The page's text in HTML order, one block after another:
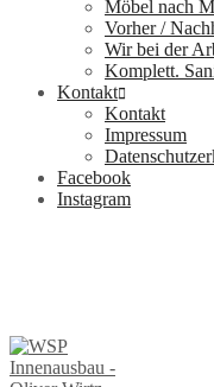
Möbel nach
Vorher /
Wir bei der
Komplett.
Kontakt
Kontakt
Impressum
Facebook
Instagram